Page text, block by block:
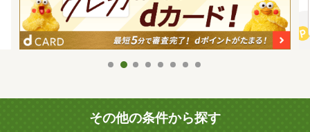
その他の条件から探す